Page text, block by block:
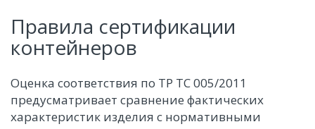
Правила сертификации
контейнеров
Оценка соответствия по ТР ТС 005/2011
предусматривает сравнение фактических
характеристик изделия с нормативными